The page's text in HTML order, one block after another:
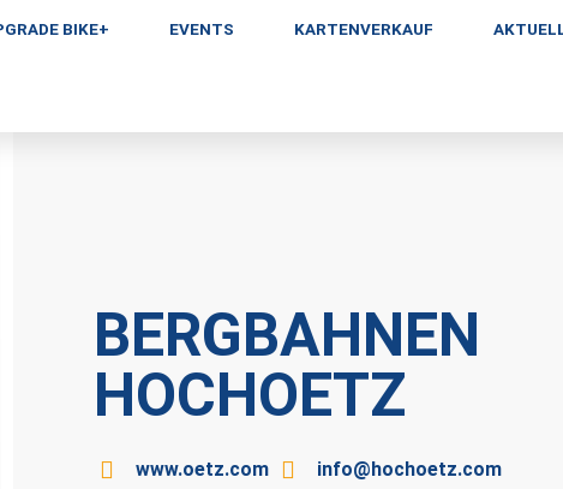
BIKE+ EVENTS KARTENVERKAUF
BERGBAHNEN
HOCHOETZ
www.oetz.com
info@hochoetz.com